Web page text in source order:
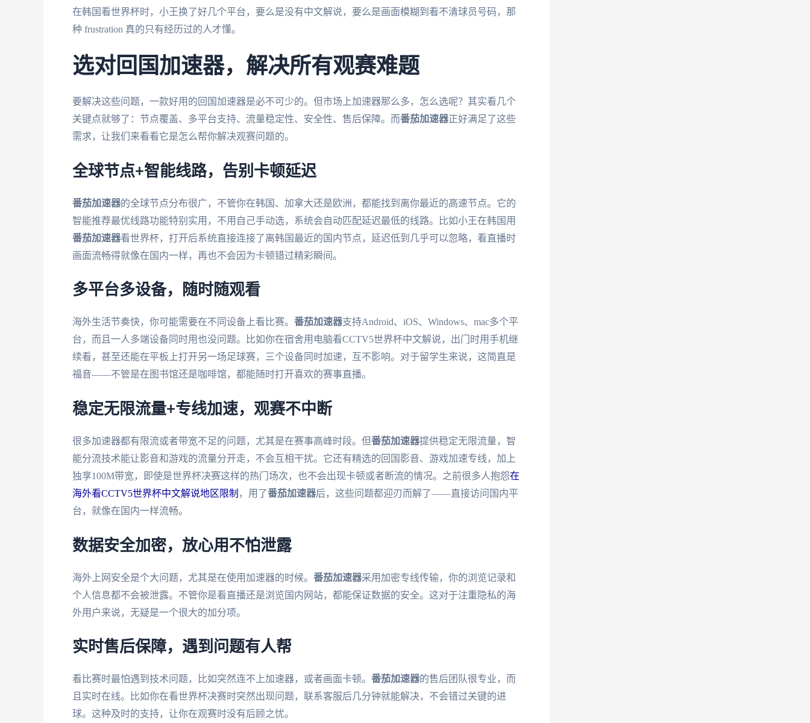
在韩国看世界杯时，小王换了好几个平台，要么是没有中文解说，要么是画面模糊到看不清球员号码，那
种 frustration 真的只有经历过的人才懂。
选对回国加速器，解决所有观赛难题
要解决这些问题，一款好用的回国加速器是必不可少的。但市场上加速器那么多，怎么选呢？其实看几个
关键点就够了：节点覆盖、多平台支持、流量稳定性、安全性、售后保障。而番茄加速器正好满足了这些
需求，让我们来看看它是怎么帮你解决观赛问题的。
全球节点+智能线路，告别卡顿延迟
番茄加速器的全球节点分布很广，不管你在韩国、加拿大还是欧洲，都能找到离你最近的高速节点。它的
智能推荐最优线路功能特别实用，不用自己手动选，系统会自动匹配延迟最低的线路。比如小王在韩国用
番茄加速器看世界杯，打开后系统直接连接了离韩国最近的国内节点，延迟低到几乎可以忽略，看直播时
画面流畅得就像在国内一样，再也不会因为卡顿错过精彩瞬间。
多平台多设备，随时随观看
海外生活节奏快，你可能需要在不同设备上看比赛。 番茄加速器支持Android、iOS、Windows、mac多个平
台，而且一人多端设备同时用也没问题。比如你在宿舍用电脑看CCTV5世界杯中文解说，出门时用手机继
续看，甚至还能在平板上打开另一场足球赛，三个设备同时加速，互不影响。对于留学生来说，这简直是
福音——不管是在图书馆还是咖啡馆，都能随时打开喜欢的赛事直播。
稳定无限流量+专线加速，观赛不中断
很多加速器都有限流或者带宽不足的问题，尤其是在赛事高峰时段。但番茄加速器提供稳定无限流量，智
能分流技术能让影音和游戏的流量分开走，不会互相干扰。它还有精选的回国影音、游戏加速专线，加上
独享100M带宽，即使是世界杯决赛这样的热门场次，也不会出现卡顿或者断流的情况。之前很多人抱怨在
海外看CCTV5世界杯中文解说地区限制 ，用了番茄加速器后，这些问题都迎刃而解了——直接访问国内平
台，就像在国内一样流畅。
数据安全加密，放心用不怕泄露
海外上网安全是个大问题，尤其是在使用加速器的时候。 番茄加速器采用加密专线传输，你的浏览记录和
个人信息都不会被泄露。不管你是看直播还是浏览国内网站，都能保证数据的安全。这对于注重隐私的海
外用户来说，无疑是一个很大的加分项。
实时售后保障，遇到问题有人帮
看比赛时最怕遇到技术问题，比如突然连不上加速器，或者画面卡顿。 番茄加速器的售后团队很专业，而
且实时在线。比如你在看世界杯决赛时突然出现问题，联系客服后几分钟就能解决，不会错过关键的进
球。这种及时的支持，让你在观赛时没有后顾之忧。